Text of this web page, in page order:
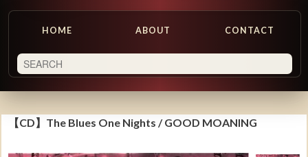
HOME ABOUT CONTACT
【CD】The Blues One Nights / GOOD MOANING